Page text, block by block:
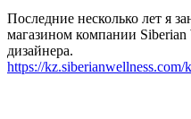
Последние несколько лет я
магазином компании Siberian
дизайнера.
https://kz.siberianwellness.com/